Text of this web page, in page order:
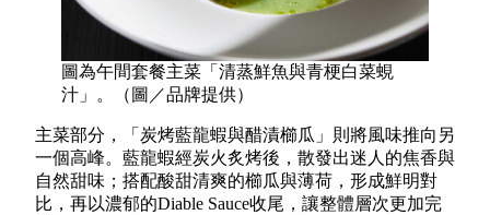
圖為午間套餐主菜「清蒸鮮魚與青梗白菜蜆
汁」。（圖／品牌提供）
主菜部分，「炭烤藍龍蝦與醋漬櫛瓜」則將風味推向另
一個高峰。藍龍蝦經炭火炙烤後，散發出迷人的焦香與
自然甜味；搭配酸甜清爽的櫛瓜與薄荷，形成鮮明對
比，再以濃郁的Diable Sauce收尾，讓整體層次更加完